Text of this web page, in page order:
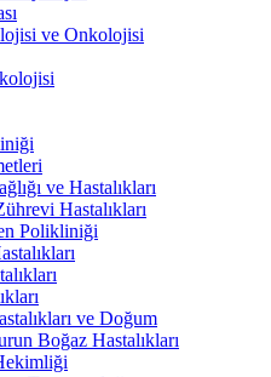
ve Onkolojisi
ve Hastalıkları
Hastalıkları
Polikliniği
ve Doğum
Boğaz Hastalıkları